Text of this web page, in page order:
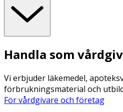
Handla som
Vi erbjuder läkemedel,
förbrukningsmaterial och
För vårdgivare och företag